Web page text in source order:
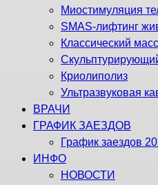
Миостимуляция
SMAS-лифтинг
Классический
Криолиполиз
Ультразвуковая
ВРАЧИ
ГРАФИК ЗАЕЗДОВ
График заездов
ИНФО
НОВОСТИ